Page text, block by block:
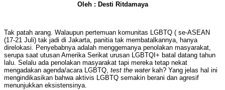
Oleh : Desti Ritdamaya
Tak patah arang. Walaupun pertemuan komunitas LGBTQ ( se-ASEAN
(17-21 Juli) tak jadi di Jakarta, panitia tak membatalkannya, hanya
direlokasi. Penyebabnya adalah menggemanya penolakan masyarakat,
serupa saat utusan Amerika Serikat urusan LGBTQI+ batal datang tahun
lalu. Selalu ada penolakan masyarakat tapi mereka tetap nekat
mengadakan agenda/acara LGBTQ, test the waterkah? Yang jelas hal ini
mengindikasikan bahwa aktivis LGBTQ semakin berani dan agresif
menunjukkan eksistensinya.